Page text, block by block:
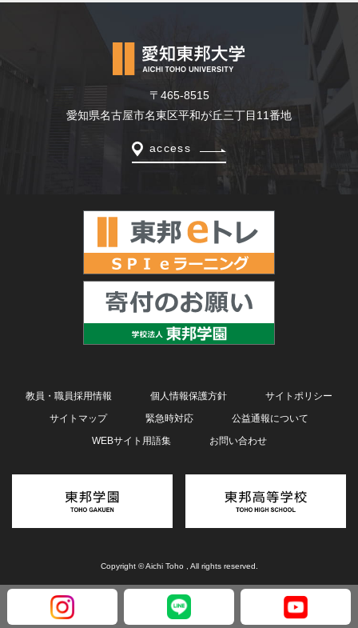
〒465-8515
愛知県名古屋市名東区平和が丘三丁目11番地
access
教員・職員採用情報 個人情報保護方針
サイトポリシー
サイトマップ
緊急時対応
公益通報について
WEBサイト用語集
お問い合わせ
Copyright © Aichi Toho , All rights reserved.